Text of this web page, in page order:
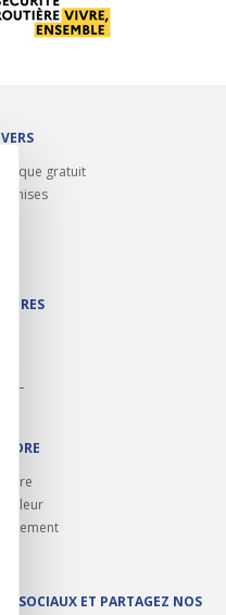
le bandeau des
gratuit
PL
SOCIAUX ET PARTAGEZ NOS